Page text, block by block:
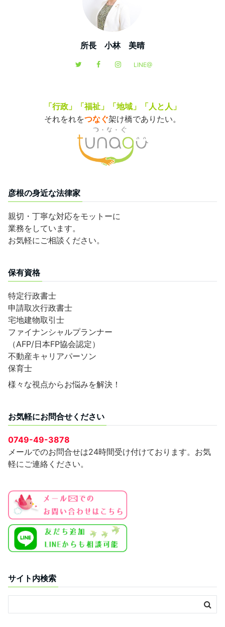
所長 小林 美晴
LINE@
「行政」「福祉」「地域」「人と人」
それをれをつなぐ架け橋でありたい。
彦根の身近な法律家
親切・丁寧な対応をモットーに
業務をしています。
お気軽にご相談ください。
保有資格
特定行政書士
申請取次行政書士
宅地建物取引士
ファイナンシャルプランナー
（AFP/日本FP協会認定）
不動産キャリアパーソン
保育士
様々な視点からお悩みを解決！
お気軽にお問合せください
0749-49-3878
メールでのお問合せは24時間受け付けております。お気
軽にご連絡ください。
サイト内検索